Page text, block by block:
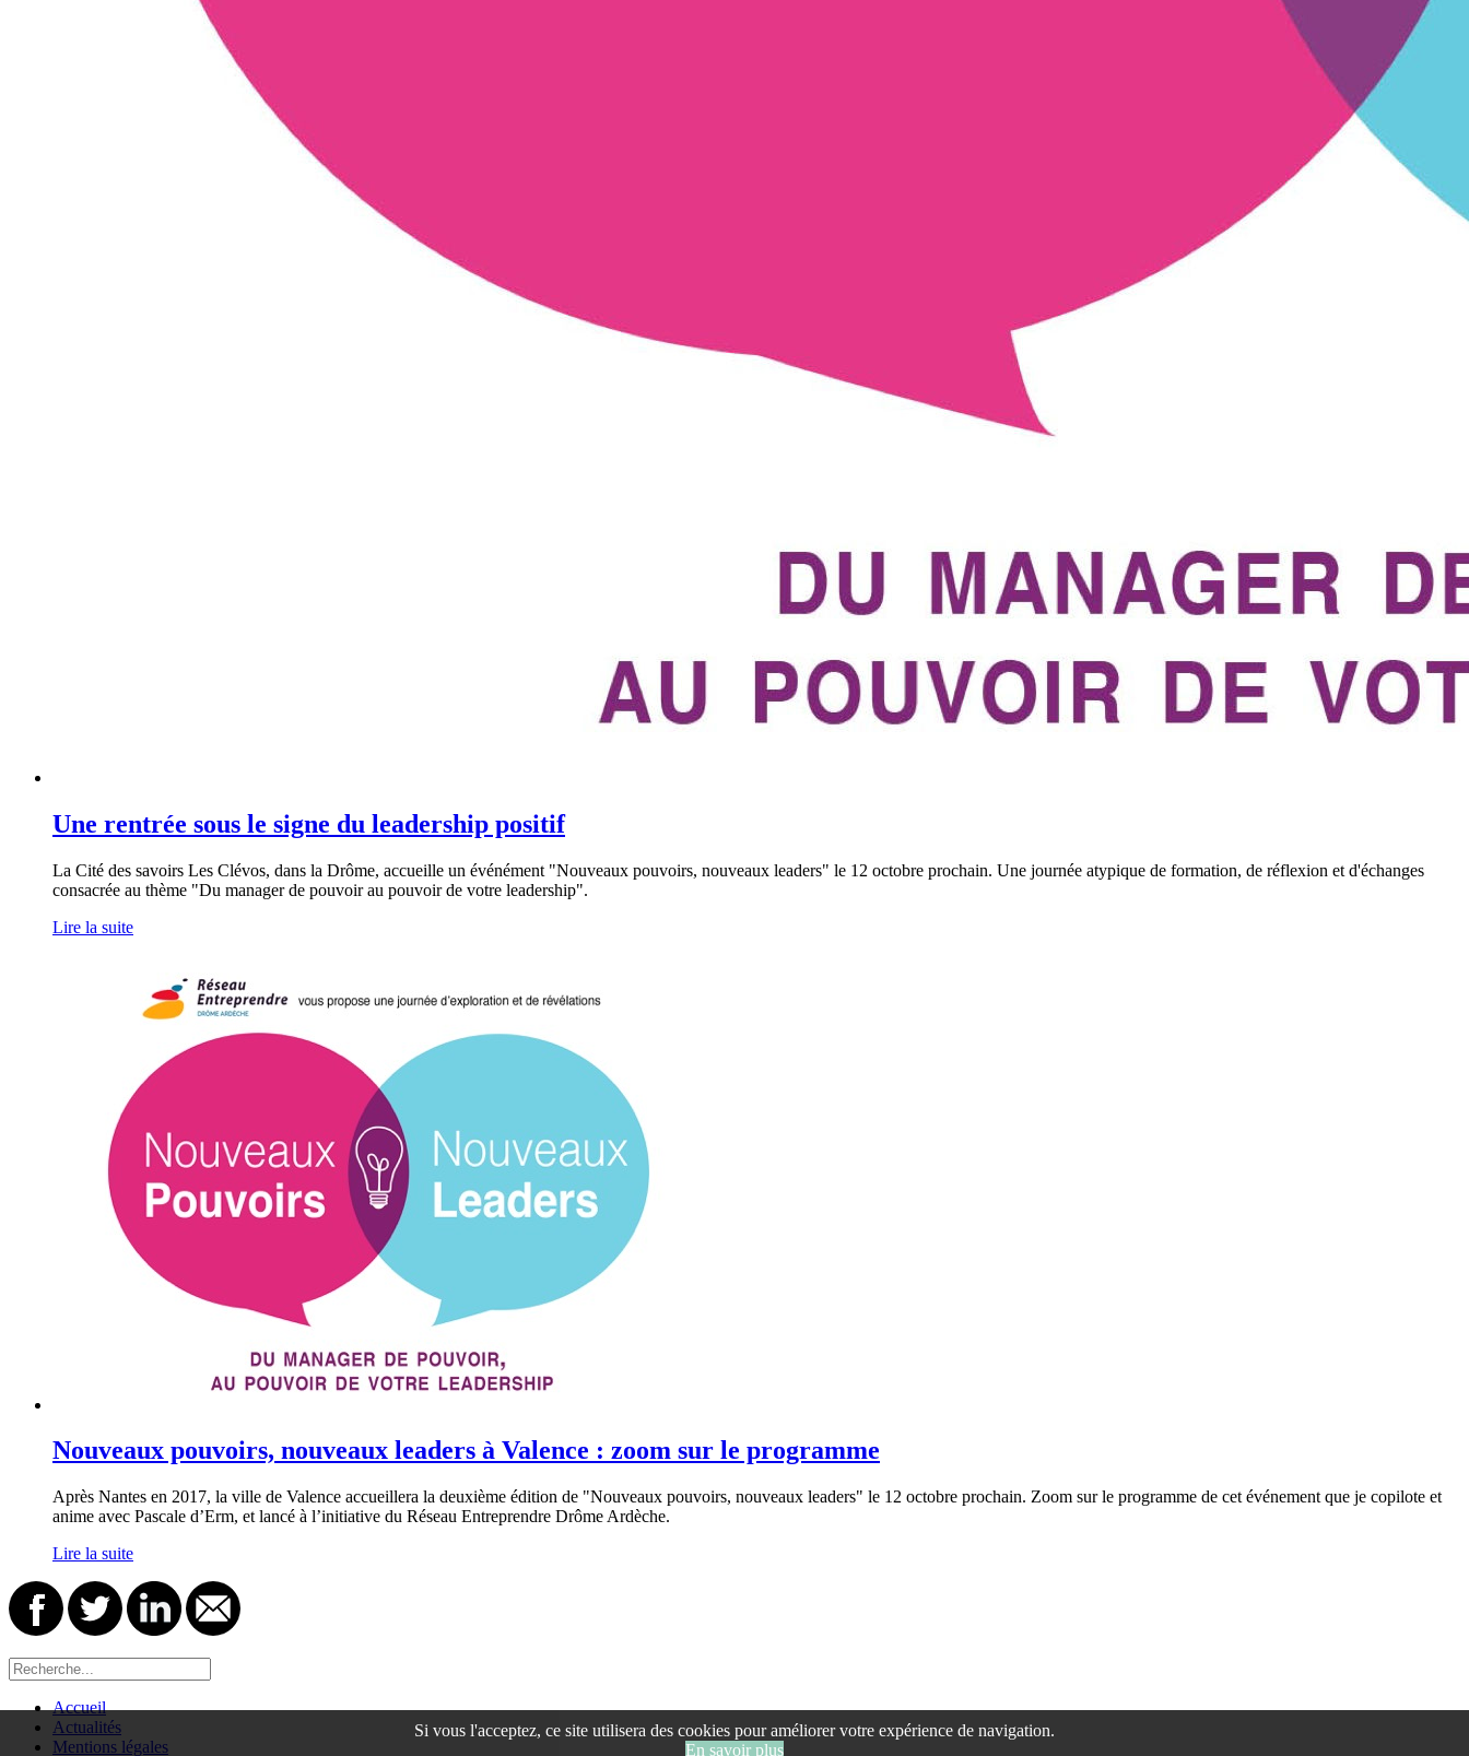
Une rentrée sous le signe du leadership positif
La Cité des savoirs Les Clévos, dans la Drôme, accueille un événément "Nouveaux pouvoirs, nouveaux leaders" le 12 octobre prochain. Une journée atypique de formation, de réflexion et d'échanges
consacrée au thème "Du manager de pouvoir au pouvoir de votre leadership".
Lire la suite
Nouveaux pouvoirs, nouveaux leaders à Valence : zoom sur le programme
Après Nantes en 2017, la ville de Valence accueillera la deuxième édition de "Nouveaux pouvoirs, nouveaux leaders" le 12 octobre prochain. Zoom sur le programme de cet événement que je copilote et
anime avec Pascale d’Erm, et lancé à l’initiative du Réseau Entreprendre Drôme Ardèche.
Lire la suite
Accueil
Actualités
Mentions légales
Si vous l'acceptez, ce site utilisera des cookies pour améliorer votre expérience de navigation.
En savoir plus